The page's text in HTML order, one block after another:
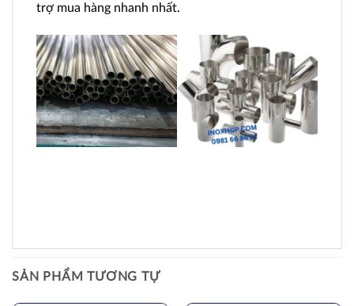
trợ mua hàng nhanh nhất.
SẢN PHẨM TƯƠNG TỰ